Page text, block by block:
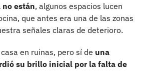
están, algunos espacios lucen
que antes era una de las zonas
señales claras de deterioro.
en ruinas, pero sí de una
su brillo inicial por la falta de